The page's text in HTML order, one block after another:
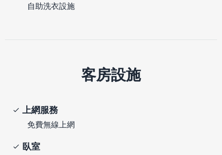
自助洗衣設施
客房設施
上網服務
免費無線上網
臥室